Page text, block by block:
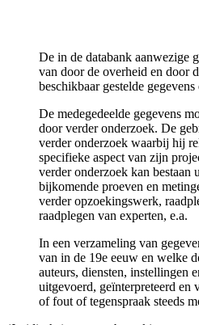
De in de databank aanwezige
van door de overheid en door
beschikbaar gestelde
De medegedeelde gegevens
door verder onderzoek. De
verder onderzoek waarbij hij
specifieke aspect van zijn
verder onderzoek kan bestaan
bijkomende proeven en
verder opzoekingswerk,
raadplegen van experten, e.a.
In een verzameling van
van in de 19e eeuw en welke
auteurs, diensten, instellingen
uitgevoerd, geïnterpreteerd en
of fout of tegenspraak steeds